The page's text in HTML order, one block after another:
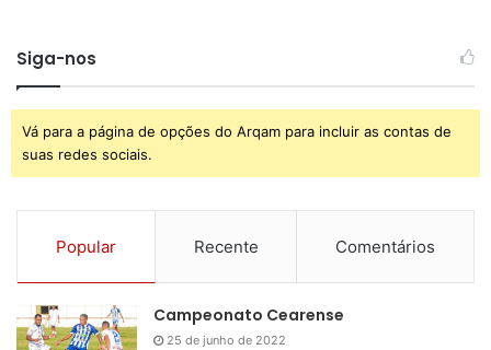
Siga-nos
Vá para a página de opções do Arqam para incluir as contas de
suas redes sociais.
Popular Recente Comentários
Campeonato Cearense
25 de junho de 2022